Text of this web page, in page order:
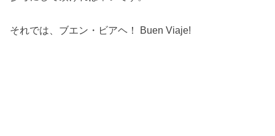
それでは、ブエン・ビアヘ！ Buen Viaje!